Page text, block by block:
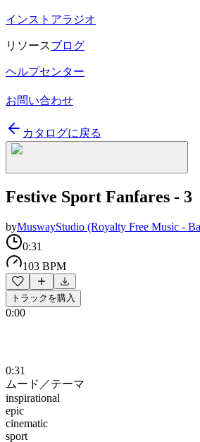
インストアラジオ
リソースブログ
ヘルプセンター
お問い合わせ
カタログに戻る
Festive Sport Fanfares - 3
byMuswayStudio (Royalty Free Music -
0:31
103 BPM
トラックを購入
0:00
0:31
ムード／テーマ
inspirational
epic
cinematic
sport